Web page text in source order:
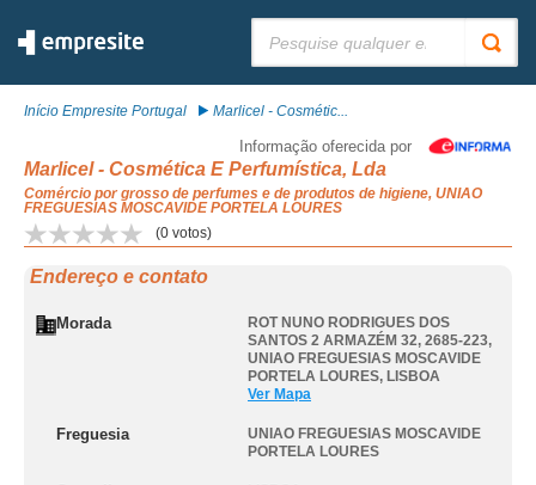
Início Empresite Portugal Marlicel - Cosmétic...
Informação oferecida por
Marlicel - Cosmética E Perfumística, Lda
Comércio por grosso de perfumes e de produtos de higiene, UNIAO
FREGUESIAS MOSCAVIDE PORTELA LOURES
(0 votos)
Endereço e contato
Morada
ROT NUNO RODRIGUES DOS
SANTOS 2 ARMAZÉM 32, 2685-223,
UNIAO FREGUESIAS MOSCAVIDE
PORTELA LOURES, LISBOA
Ver Mapa
Freguesia
UNIAO FREGUESIAS MOSCAVIDE
PORTELA LOURES